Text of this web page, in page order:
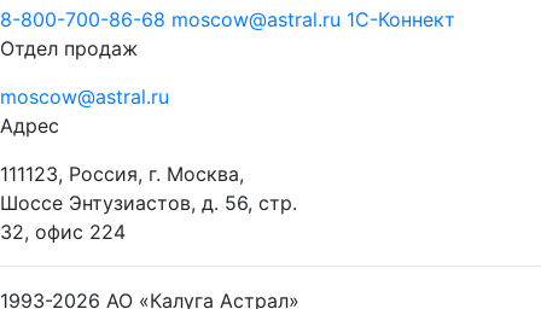
8-800-700-86-68 moscow@astral.ru 1С-Коннект
Отдел продаж
moscow@astral.ru
Адрес
111123, Россия, г. Москва,
Шоссе Энтузиастов, д. 56, стр.
32, офис 224
1993-2026 АО «Калуга Астрал»